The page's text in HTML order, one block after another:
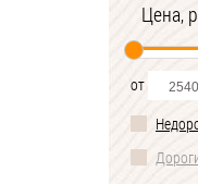
Цена,
от